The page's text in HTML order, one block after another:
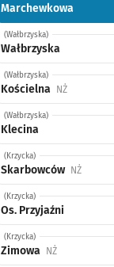
Marchewkowa
(Wałbrzyska)
Wałbrzyska
(Wałbrzyska)
Kościelna NŻPrzystanek
(Wałbrzyska)
Klecina
(Krzycka)
Skarbowców NŻ
(Krzycka)
Os. Przyjaźni
(Krzycka)
Zimowa NŻPrzystanek